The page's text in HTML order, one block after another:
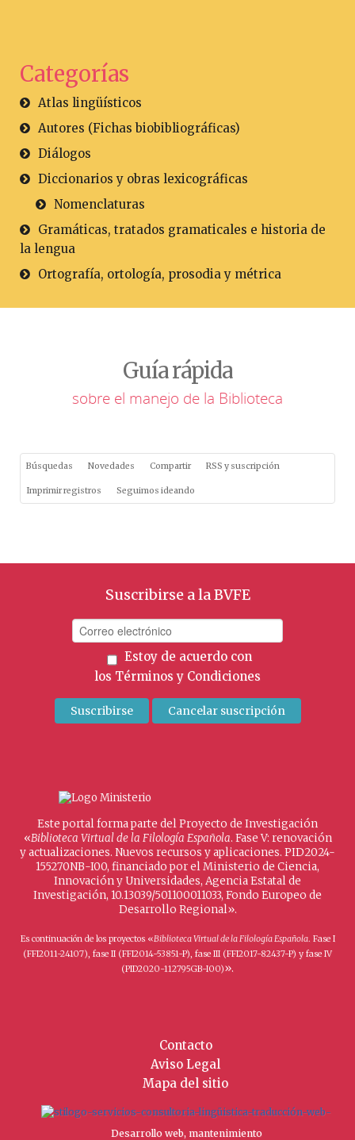
Categorías
Atlas lingüísticos
Autores (Fichas biobibliográficas)
Diálogos
Diccionarios y obras lexicográficas
Nomenclaturas
Gramáticas, tratados gramaticales e historia de
la lengua
Ortografía, ortología, prosodia y métrica
Guía rápida
sobre el manejo de la Biblioteca
Búsquedas Novedades Compartir RSS y suscripción
Imprimir registros Seguimos ideando
Suscribirse a la BVFE
Estoy de acuerdo con
los Términos y Condiciones
Este portal forma parte del Proyecto de Investigación
«Biblioteca Virtual de la Filología Española. Fase V: renovación
y actualizaciones. Nuevos recursos y aplicaciones. PID2024-
155270NB-I00, financiado por el Ministerio de Ciencia,
Innovación y Universidades, Agencia Estatal de
Investigación, 10.13039/501100011033, Fondo Europeo de
Desarrollo Regional».
Es continuación de los proyectos «Biblioteca Virtual de la Filología Española. Fase I
(FFI2011-24107), fase II (FFI2014-53851-P), fase III (FFI2017-82437-P) y fase IV
(PID2020-112795GB-I00)».
Contacto
Aviso Legal
Mapa del sitio
Desarrollo web, mantenimiento